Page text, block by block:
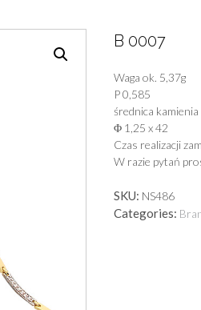
B 0007
Waga ok. 5,37g
P 0,585
średnica kamienia
Φ 1,25 x 42
Czas realizacji
W razie pytań
SKU: NS486
Categories: